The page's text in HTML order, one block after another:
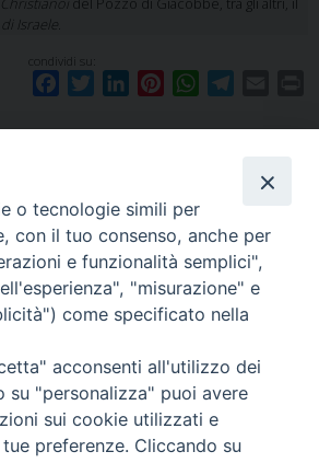
Israele .
condividi su:
c
o
o
k
i
e
r
n
d
I
n
n
r
e
s
t
W
a
A
p
p
l
a
m
a
l
i
inverno
Collana Sponde #4
SU
F
a
c
I
n
s
Y
o
u
Facoltà Teologica
o tecnologie simili per
con il tuo consenso, anche per
e funzionalità semplici",
"misurazione" e
come specificato nella
acconsenti all'utilizzo dei
su "personalizza" puoi avere
sui cookie utilizzati e
preferenze. Cliccando su